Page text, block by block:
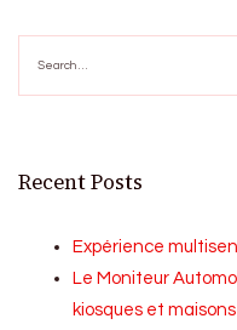
for:
Recent Posts
Expérience
Le Moniteur
kiosques et